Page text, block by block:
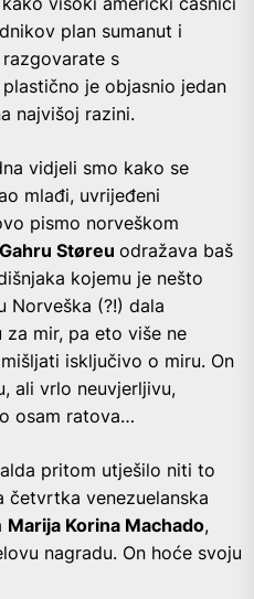
plan sumanut i
s
je objasnio jedan
najvišoj razini.
vidjeli smo kako se
mlađi, uvrijeđeni
pismo norveškom
Støreu odražava baš
kojemu je nešto
Norveška (?!) dala
za mir, pa eto više ne
isključivo o miru. On
ali vrlo neuvjerljivu,
osam ratova…
pritom utješilo niti to
četvrtka venezuelanska
Marija Korina Machado,
nagradu. On hoće svoju